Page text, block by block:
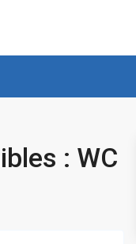
: WC